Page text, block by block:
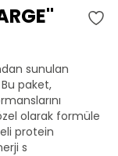
sunulan
paket,
olarak formüle
protein
s